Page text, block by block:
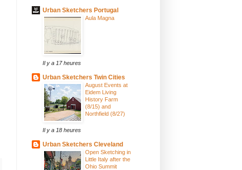
Urban Sketchers Portugal
Aula Magna
Il y a 17 heures
Urban Sketchers Twin Cities
August Events at
Eidem Living
History Farm
(8/15) and
Northfield (8/27)
Il y a 18 heures
Urban Sketchers Cleveland
Open Sketching in
Little Italy after the
Ohio Summit